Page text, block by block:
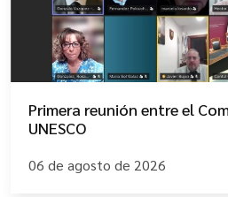
Primera reunión entre el
UNESCO
06 de agosto de 2026